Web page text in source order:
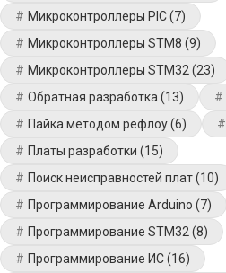
Микроконтроллеры PIC(7)
Микроконтроллеры STM8 (9)
Микроконтроллеры STM32 (23)
Обратная разработка (13)
Пайка методом рефлоу(6)
Платы разработки (15)
Поиск неисправностей плат(10)
Программирование Arduino (7)
Программирование STM32 (8)
Программирование ИС(16)